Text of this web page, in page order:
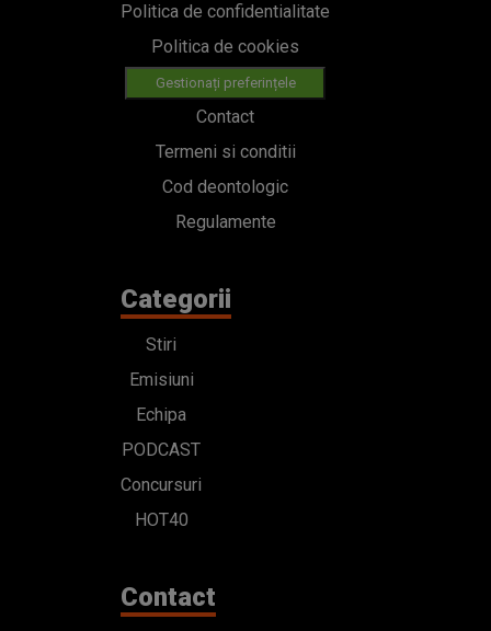
Politica de confidentialitate
Politica de cookies
Gestionați preferințele
Contact
Termeni si conditii
Cod deontologic
Regulamente
Categorii
Stiri
Emisiuni
Echipa
PODCAST
Concursuri
HOT40
Contact